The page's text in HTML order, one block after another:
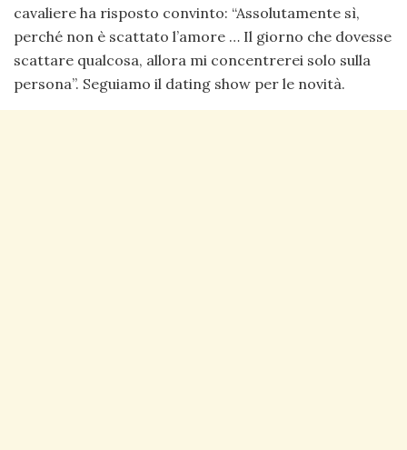
cavaliere ha risposto convinto: “Assolutamente sì,
perché non è scattato l’amore … Il giorno che dovesse
scattare qualcosa, allora mi concentrerei solo sulla
persona”. Seguiamo il dating show per le novità.